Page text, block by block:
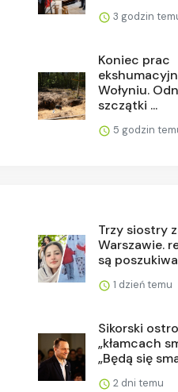
3 godzin
Koniec prac
Wołyniu.
szczątki ...
5 godzin
Trzy siostry
Warszawie.
są
1 dzień temu
Sikorski
„kłamcach
„Będą się
2 dni temu